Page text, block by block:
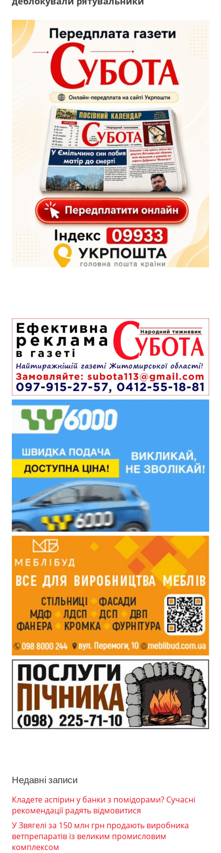
Недавні записи
Кладете аспірин у банки з помідорами? Сучасні
рекомендації радять відмовитися
У Звягелі за 150 млн грн продають виробника
ветпрепаратів із великим промисловим
комплексом